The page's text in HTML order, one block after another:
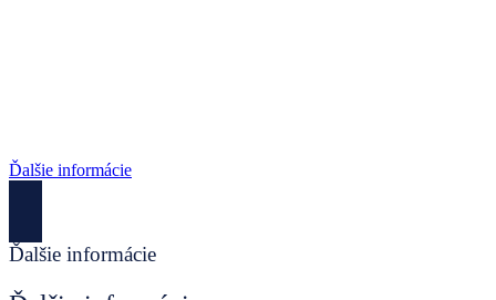
Ďalšie informácie
Ďalšie informácie